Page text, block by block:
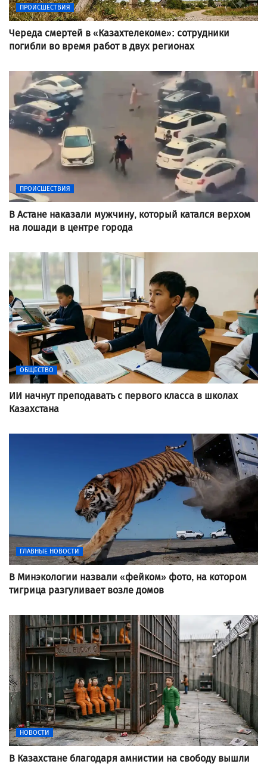
ПРОИСШЕСТВИЯ
Череда смертей в «Казахтелекоме»: сотрудники
погибли во время работ в двух регионах
ПРОИСШЕСТВИЯ
В Астане наказали мужчину, который катался верхом
на лошади в центре города
ОБЩЕСТВО
ИИ начнут преподавать с первого класса в школах
Казахстана
ГЛАВНЫЕ НОВОСТИ
В Минэкологии назвали «фейком» фото, на котором
тигрица разгуливает возле домов
НОВОСТИ
В Казахстане благодаря амнистии на свободу вышли